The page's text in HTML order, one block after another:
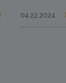
04.22.2024